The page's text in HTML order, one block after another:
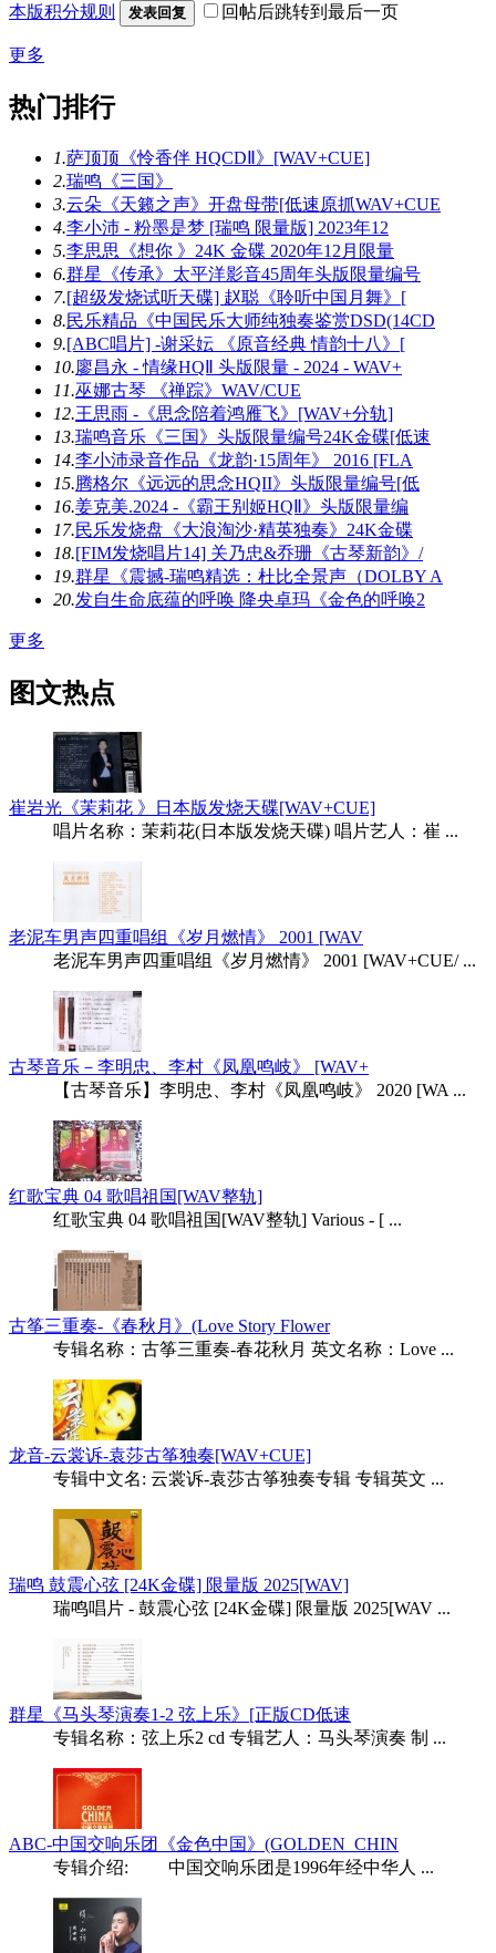
本版积分规则 发表回复 回帖后跳转到最后一页
更多
热门排行
1.萨顶顶《怜香伴 HQCDⅡ》[WAV+CUE]
2.瑞鸣《三国》
3.云朵《天籁之声》开盘母带[低速原抓WAV+CUE
4.李小沛 - 粉墨是梦 [瑞鸣 限量版] 2023年12
5.李思思《想你 》24K 金碟 2020年12月限量
6.群星《传承》太平洋影音45周年头版限量编号
7.[超级发烧试听天碟] 赵聪《聆听中国月舞》[
8.民乐精品《中国民乐大师纯独奏鉴赏DSD(14CD
9.[ABC唱片] -谢采妘 《原音经典 情韵十八》[
10. 廖昌永 - 情缘HQⅡ 头版限量 - 2024 - WAV+
11.巫娜古琴 《禅踪》WAV/CUE
12.王思雨 -《思念陪着鸿雁飞》[WAV+分轨]
13.瑞鸣音乐《三国》头版限量编号24K金碟[低速
14.李小沛录音作品《龙韵·15周年》 2016 [FLA
15.腾格尔《远远的思念HQII》头版限量编号[低
16.姜克美.2024 -《霸王别姬HQⅡ》头版限量编
17.民乐发烧盘《大浪淘沙·精英独奏》24K金碟
18.[FIM发烧唱片14] 关乃忠&乔珊《古琴新韵》/
19.群星《震撼-瑞鸣精选：杜比全景声（DOLBY A
20.发自生命底蕴的呼唤 降央卓玛《金色的呼唤2
更多
图文热点
崔岩光《茉莉花 》日本版发烧天碟[WAV+CUE]
唱片名称：茉莉花(日本版发烧天碟) 唱片艺人：崔 ...
老泥车男声四重唱组《岁月燃情》 2001 [WAV
老泥车男声四重唱组《岁月燃情》 2001 [WAV+CUE/ ...
古琴音乐－李明忠、李村《凤凰鸣岐》 [WAV+
【古琴音乐】李明忠、李村《凤凰鸣岐》 2020 [WA ...
红歌宝典 04 歌唱祖国[WAV整轨]
红歌宝典 04 歌唱祖国[WAV整轨] Various - [ ...
古筝三重奏-《春秋月》(Love Story Flower
专辑名称：古筝三重奏-春花秋月 英文名称：Love ...
龙音-云裳诉-袁莎古筝独奏[WAV+CUE]
专辑中文名: 云裳诉-袁莎古筝独奏专辑 专辑英文 ...
瑞鸣 鼓震心弦 [24K金碟] 限量版 2025[WAV]
瑞鸣唱片 - 鼓震心弦 [24K金碟] 限量版 2025[WAV ...
群星《马头琴演奏1-2 弦上乐》[正版CD低速
专辑名称：弦上乐2 cd 专辑艺人：马头琴演奏 制 ...
ABC-中国交响乐团《金色中国》(GOLDEN_CHIN
专辑介绍: 中国交响乐团是1996年经中华人 ...